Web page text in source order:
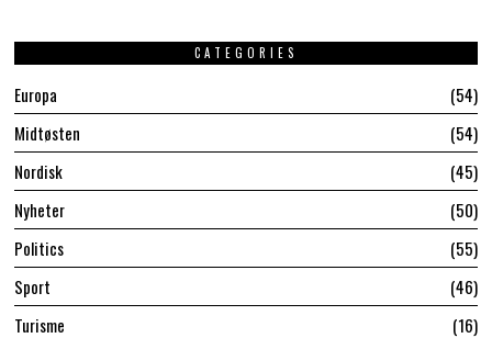
CATEGORIES
Europa
54
Midtøsten
54
Nordisk
45
Nyheter
50
Politics
55
Sport
46
Turisme
16